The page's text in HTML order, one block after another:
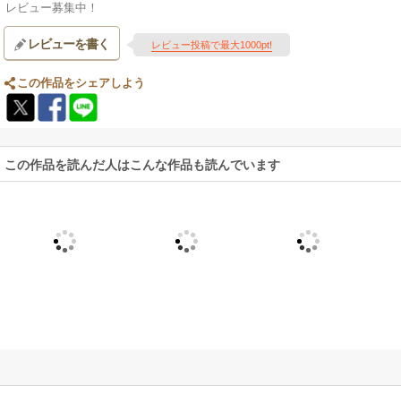
レビュー募集中！
レビューを書く レビュー投稿で最大1000pt!
この作品をシェアしよう
この作品を読んだ人はこんな作品も読んでいます